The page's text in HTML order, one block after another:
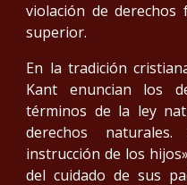
violación de
superior.
En la tradición
Kant enuncian los
términos de la ley
derechos
instrucción de los
del cuidado de sus